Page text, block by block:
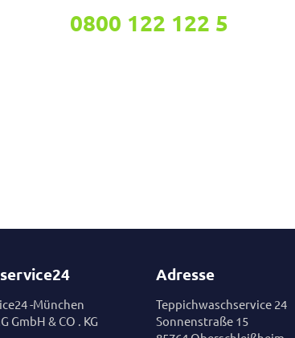
0800 122 122 5
-München
GmbH & CO . KG
Adresse
Teppichwaschservice 24
Sonnenstraße 15